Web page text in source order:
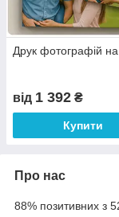
Друк фотографій на
від 1 392 ₴
Купити
Про нас
88% позитивних з 52